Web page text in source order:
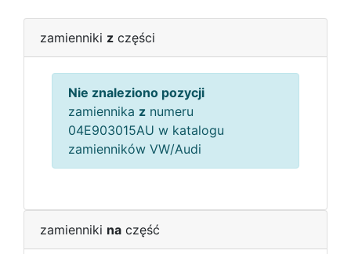
zamienniki z części
Nie znaleziono pozycji
zamiennika z numeru
04E903015AU w katalogu
zamienników VW/Audi
zamienniki na część